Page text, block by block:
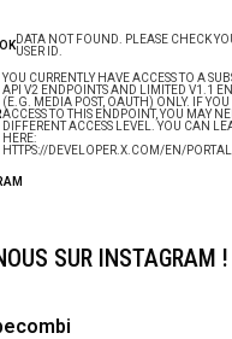
DATA NOT FOUND. PLEASE CHECK
USER ID.
YOU CURRENTLY HAVE ACCESS TO A
API V2 ENDPOINTS AND LIMITED V1.1
(E.G. MEDIA POST, OAUTH) ONLY. IF YOU
ACCESS TO THIS ENDPOINT, YOU MAY
DIFFERENT ACCESS LEVEL. YOU CAN
HERE:
HTTPS://DEVELOPER.X.COM/EN/
SUR INSTAGRAM !